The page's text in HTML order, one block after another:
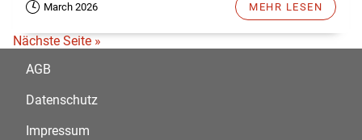
March 2026 MEHR LESEN
Nächste Seite »
AGB
Datenschutz
Impressum